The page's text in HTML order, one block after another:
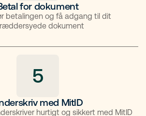
for dokument
betalingen og få adgang til dit
dokument
5
med MitID
hurtigt og sikkert med MitID